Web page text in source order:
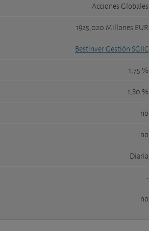
Acciones Globales
1925,020 Millones EUR
Bestinver Gestión SGIIC
1,75 %
1,80 %
no
no
Diaria
-
no